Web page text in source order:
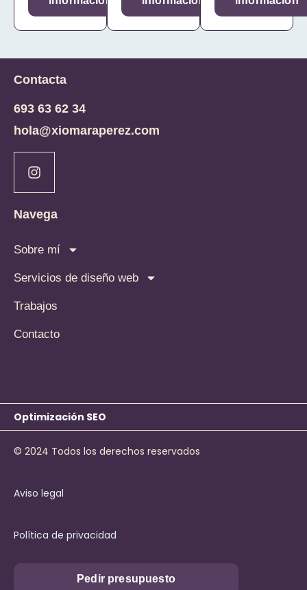
Contacta
693 63 62 34
hola@xiomaraperez.com
Navega
Sobre mí
Servicios de diseño web
Trabajos
Contacto
Optimización SEO
© 2024 Todos los derechos reservados
Aviso legal
Política de privacidad
Pedir presupuesto